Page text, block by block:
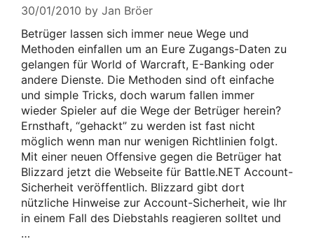
30/01/2010 by Jan Bröer
Betrüger lassen sich immer neue Wege und
Methoden einfallen um an Eure Zugangs-Daten zu
gelangen für World of Warcraft, E-Banking oder
andere Dienste. Die Methoden sind oft einfache
und simple Tricks, doch warum fallen immer
wieder Spieler auf die Wege der Betrüger herein?
Ernsthaft, “gehackt” zu werden ist fast nicht
möglich wenn man nur wenigen Richtlinien folgt.
Mit einer neuen Offensive gegen die Betrüger hat
Blizzard jetzt die Webseite für Battle.NET Account-
Sicherheit veröffentlich. Blizzard gibt dort
nützliche Hinweise zur Account-Sicherheit, wie Ihr
in einem Fall des Diebstahls reagieren solltet und
…